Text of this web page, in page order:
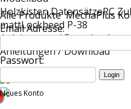
Holzkisten DatensätzeRC
mattLockheed P-38
Anleitungen / Download
Anleitungen / Download
Alle Produkte MechaPlus
Email Adresse:
Passwort:
Neues Konto